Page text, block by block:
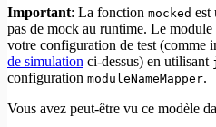
Important: La fonction mocked est
pas de mock au runtime. Le
votre configuration de test (comme
de simulation ci-dessus) en utilisant
configuration moduleNameMapper.
Vous avez peut-être vu ce modèle